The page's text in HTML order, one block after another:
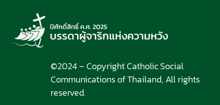
©2024 – Copyright Catholic Social
Communications of Thailand, All rights
reserved.